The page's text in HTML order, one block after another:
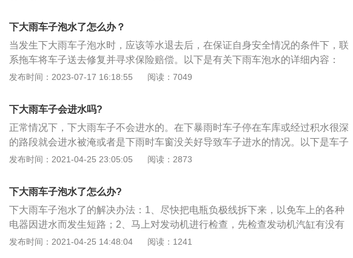
车辆的密封，不要滞留在被水浸泡的车内，车辆泡水熄火后，车内最不安全，如
果水位上升较快，车门开关受阻，在车辆断电后，乘员会困于车内窒息身亡。
下大雨车子泡水了怎么办？
当发生下大雨车子泡水时，应该等水退去后，在保证自身安全情况的条件下，联
系拖车将车子送去修复并寻求保险赔偿。以下是有关下雨车泡水的详细内容：
1、维修修复：下雨车被泡应当在水退去后将车送去维修修复。2、保险赔偿：为
果购买了相应的保险服务，出现险情后会大大降低需要赔偿的费用，可以有效地
发布时间：2023-07-17 16:18:55 阅读：7049
下大雨车子会进水吗?
正常情况下，下大雨车子不会进水的。在下暴雨时车子停在车库或经过积水很深
的路段就会进水被淹或者是下雨时车窗没关好导致车子进水的情况。以下是车子
涉水的内容介绍：1、车辆涉水过程中，如果引擎熄火，应立即按下双闪，关闭
造成致命损坏，不予以理赔；2、车辆在地库或停车场静止时被水浸泡，应锁好
车辆，不要尝试启动引擎，尽量做好车辆的密封；3、尽可能的将车辆移动到高
处，将积水对车辆的损害降到最小。若水流较大，积水较深，车主应先保证自身
人身安全，在地势较高的安全地带呼叫专业救援队，救助车辆；4、不要滞留在
被水浸泡的车内，车辆泡水熄火后，车内是最不安全的，如果水位上升较快，车
发布时间：2021-04-25 23:05:05 阅读：2873
下大雨车子泡水了怎么办?
下大雨车子泡水了的解决办法：1、尽快把电瓶负极线拆下来，以免车上的各种
电器因进水而发生短路；2、马上对发动机进行检查，先检查发动机汽缸有没有
进水，进水会导致连杆被顶弯，损坏发动机；3、检查机油里是否进水，机油进
发布时间：2021-04-25 14:48:04 阅读：1241